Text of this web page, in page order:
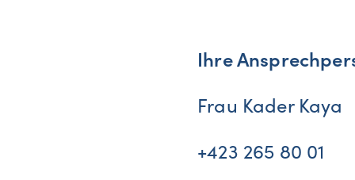
Ihre
Frau Kader Kaya
+423 265 80 01